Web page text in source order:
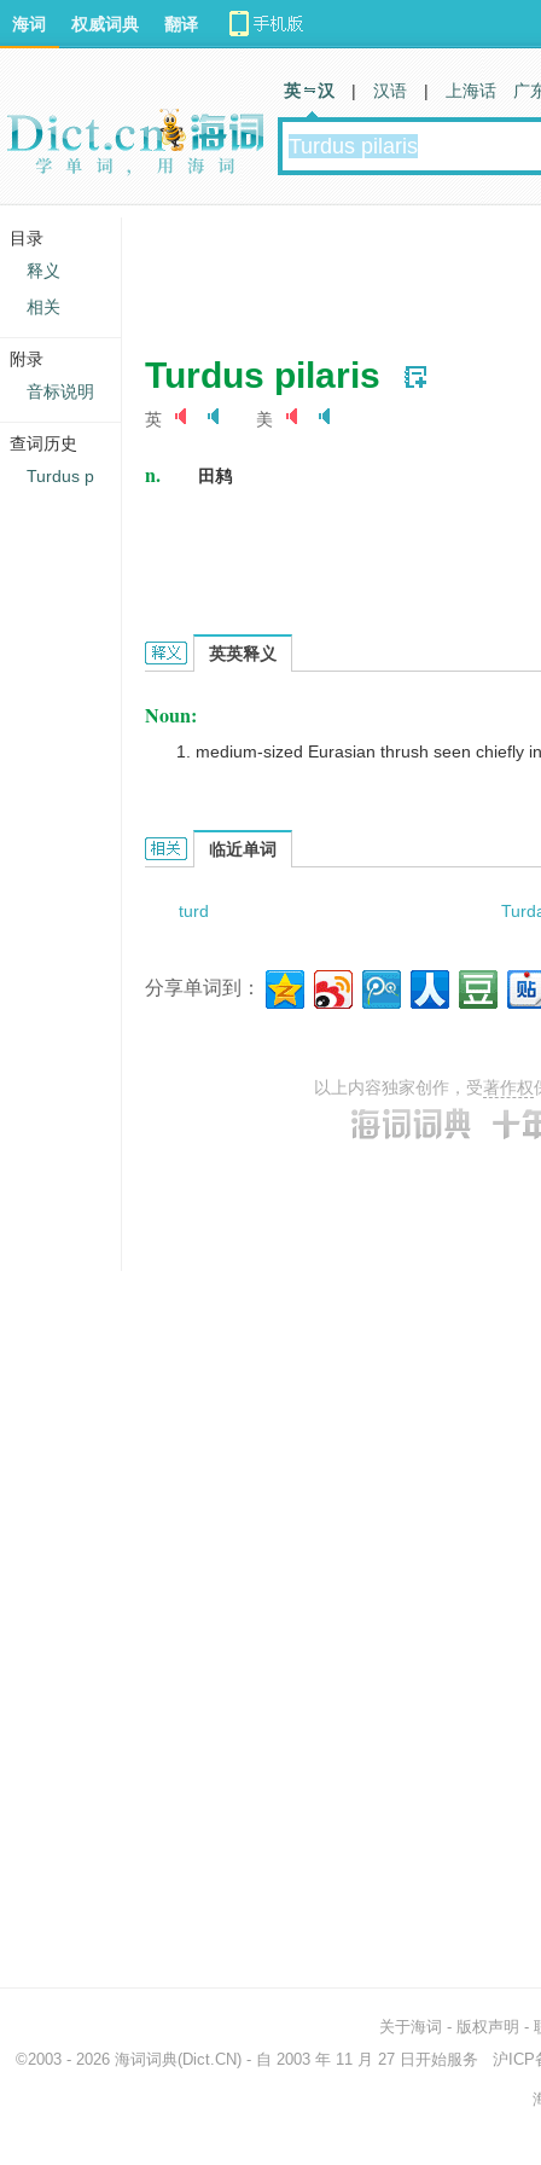
Turdus pilaris
英 美
n. 田鸫
Turdus pilaris的英文翻译是什么意思，词典释义与
英英释义
Noun:
medium-sized Eurasian thrush seen chiefly
Turdus pilaris的相关资料：
临近单词
turd
分享单词到：
以上内容独家创作，受著作权
海词 权威词典 翻译
英 汉 | 汉语 | 上海话 广
关于海词 - 版权声明 -
©2003 - 2026 海词词典(Dict.CN) - 自 2003 年 11 月 27 日开始服务 沪ICP
目录
释义
相关
附录
音标说明
查词历史
Turdus p